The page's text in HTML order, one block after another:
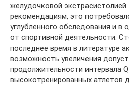
желудочковой
рекомендациям, это
углубленного обследования и в
от спортивной деятельности.
последнее время в литературе
возможность увеличения
продолжительности интервала
высокотренированных атлетов